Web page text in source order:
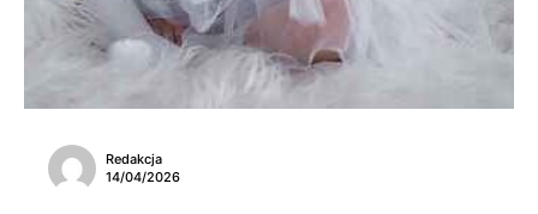
Redakcja
14/04/2026